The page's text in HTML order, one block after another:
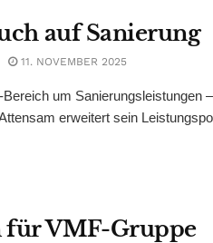
auf Sanierung
11. NOVEMBER 2025
um Sanierungsleistungen
erweitert sein
für VMF-Gruppe